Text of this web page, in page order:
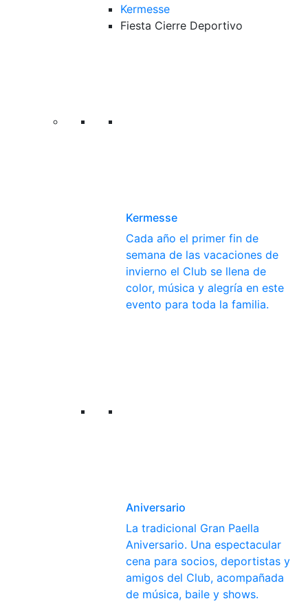
Kermesse
Fiesta Cierre Deportivo
Kermesse
Cada año el primer fin de
semana de las vacaciones de
invierno el Club se llena de
color, música y alegría en este
evento para toda la familia.
Aniversario
La tradicional Gran Paella
Aniversario. Una espectacular
cena para socios, deportistas y
amigos del Club, acompañada
de música, baile y shows.